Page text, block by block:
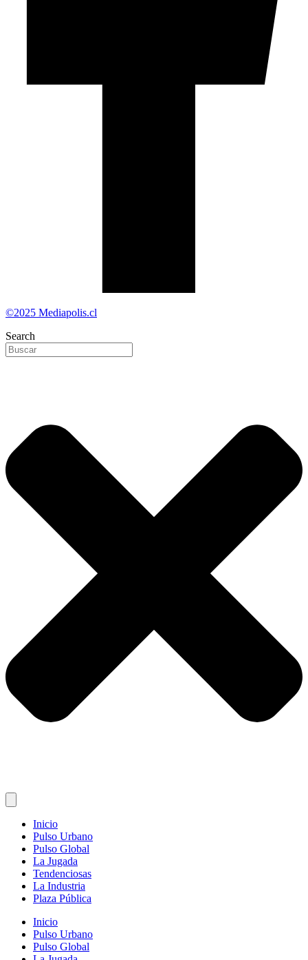
©2025 Mediapolis.cl
Search
Inicio
Pulso Urbano
Pulso Global
La Jugada
Tendenciosas
La Industria
Plaza Pública
Inicio
Pulso Urbano
Pulso Global